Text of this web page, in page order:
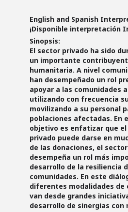
English and Spanish
¡Disponible interpretación
Sinopsis:
El sector privado ha sido
un importante
humanitaria. A nivel
han desempeñado un rol
apoyar a las comunidades
utilizando con frecuencia
movilizando a su personal
poblaciones afectadas. En
objetivo es enfatizar que
privado puede darse en
de las donaciones, el
desempeña un rol más
desarrollo de la resiliencia
comunidades. En este
diferentes modalidades de
van desde grandes
desarrollo de sinergias con